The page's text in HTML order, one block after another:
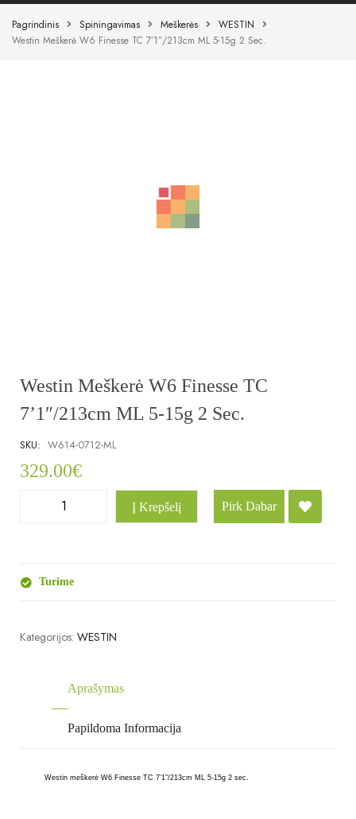
Pagrindinis Spiningavimas Meškerės
WESTIN
Westin Meškerė W6 Finesse TC 7’1″/213cm ML 5-15g 2 Sec.
Westin Meškerė W6 Finesse TC
7’1″/213cm ML 5-15g 2 Sec.
SKU: W614-0712-ML
329.00€
Į Krepšelį Pirk Dabar
Turime
Kategorijos: WESTIN
Aprašymas
Papildoma Informacija
Westin meškerė W6 Finesse TC 7’1″/213cm ML 5-15g 2 sec.